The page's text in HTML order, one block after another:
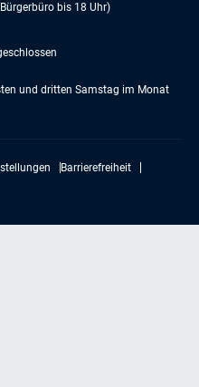
bis 18 Uhr)
und dritten Samstag im Monat
Barrierefreiheit